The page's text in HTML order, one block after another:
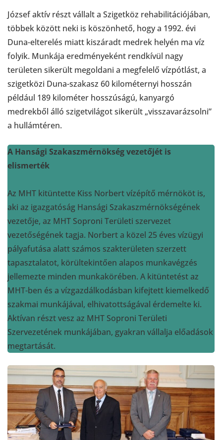
József aktív részt vállalt a Szigetköz rehabilitációjában,
többek között neki is köszönhető, hogy a 1992. évi
Duna-elterelés miatt kiszáradt medrek helyén ma víz
folyik. Munkája eredményeként rendkívül nagy
területen sikerült megoldani a megfelelő vízpótlást, a
szigetközi Duna-szakasz 60 kilométernyi hosszán
például 189 kilométer hosszúságú, kanyargó
medrekből álló szigetvilágot sikerült „visszavarázsolni”
a hullámtéren.
A Hansági Szakaszmérnökség vezetőjét is
elismerték
Az MHT kitüntette Kiss Norbert vízépítő mérnököt is,
aki az igazgatóság Hansági Szakaszmérnökségének
vezetője, az MHT Soproni Területi szervezet
vezetőségének tagja. Norbert a közel 25 éves vízügyi
pályafutása alatt számos szakterületen szerzett
tapasztalatot, körültekintően alapos munkavégzés
jellemezte minden munkakörében. A kitüntetést az
MHT-ben és a vízgazdálkodásban kifejtett kiemelkedő
szakmai munkájával, elhivatottságával érdemelte ki.
Aktívan részt vesz az MHT Soproni Területi
Szervezetének munkájában, gyakran vállalja előadások
megtartását.